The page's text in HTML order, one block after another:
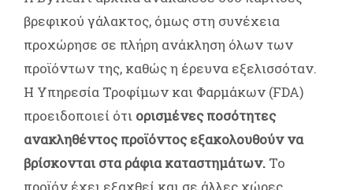
βρεφικού γάλακτος, όμως στη συνέχεια
προχώρησε σε πλήρη ανάκληση όλων των
προϊόντων της, καθώς η έρευνα εξελισσόταν.
Η Υπηρεσία Τροφίμων και Φαρμάκων (FDA)
προειδοποιεί ότι ορισμένες ποσότητες
ανακληθέντος προϊόντος εξακολουθούν να
βρίσκονται στα ράφια καταστημάτων. Το
προϊόν έχει εξαχθεί και σε άλλες χώρες,